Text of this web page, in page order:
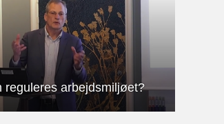
reguleres arbejdsmiljøet?